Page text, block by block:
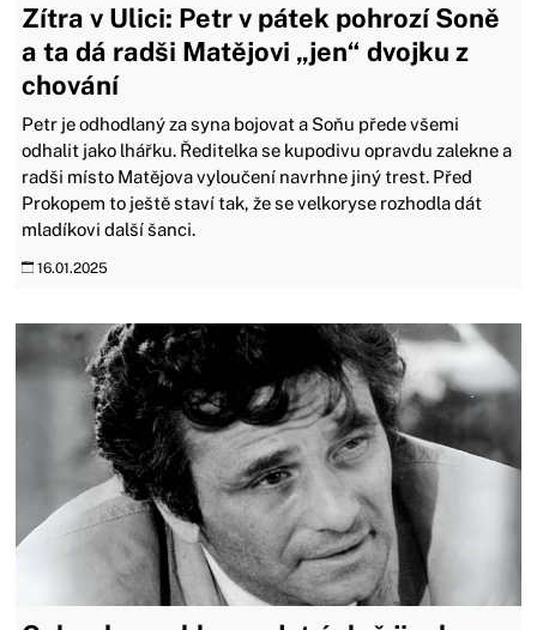
Zítra v Ulici: Petr v pátek pohrozí Soně
a ta dá radši Matějovi „jen“ dvojku z
chování
Petr je odhodlaný za syna bojovat a Soňu přede všemi
odhalit jako lhářku. Ředitelka se kupodivu opravdu zalekne a
radši místo Matějova vyloučení navrhne jiný trest. Před
Prokopem to ještě staví tak, že se velkoryse rozhodla dát
mladíkovi další šanci.
16.01.2025